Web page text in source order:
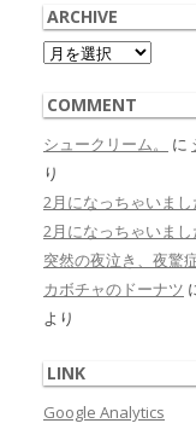
ARCHIVE
Archive
COMMENT
シュークリーム。 に
り
2月になっちゃいまし
2月になっちゃいまし
突然の夜泣き、夜驚
カボチャのドーナツ
より
LINK
Google Analytics